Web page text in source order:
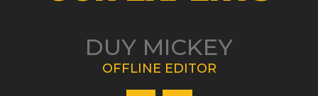
DUY MICKEY
OFFLINE EDITOR